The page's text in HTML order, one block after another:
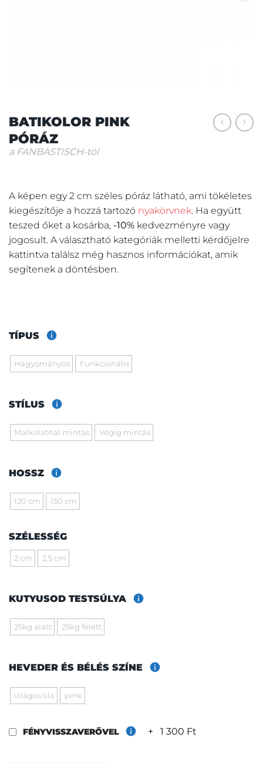
BATIKOLOR PINK
PÓRÁZ
a FANBASTISCH-tól
A képen egy 2 cm széles póráz látható, ami tökéletes
kiegészítője a hozzá tartozó nyakörvnek. Ha együtt
teszed őket a kosárba, -10% kedvezményre vagy
jogosult. A választható kategóriák melletti kérdőjelre
kattintva találsz még hasznos információkat, amik
segítenek a döntésben.
TÍPUS
Hagyományos Funkcionális
STÍLUS
Markolatnál mintás Végig mintás
HOSSZ
120 cm 150 cm
SZÉLESSÉG
2 cm 2,5 cm
KUTYUSOD TESTSÚLYA
25kg alatt 25kg felett
HEVEDER ÉS BÉLÉS SZÍNE
világos lila pink
FÉNYVISSZAVERŐVEL + 1 300 Ft